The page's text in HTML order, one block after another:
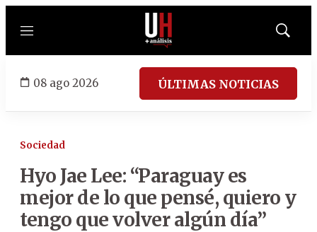
Menú
Mostrar
08 ago 2026 ÚLTIMAS NOTICIAS
Sociedad
Hyo Jae Lee: “Paraguay es
mejor de lo que pensé, quiero y
tengo que volver algún día”